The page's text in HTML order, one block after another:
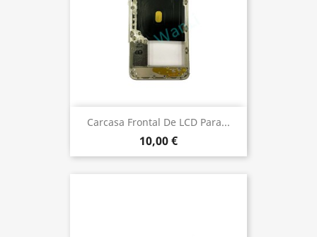
Carcasa Frontal De LCD Para...
10,00 €